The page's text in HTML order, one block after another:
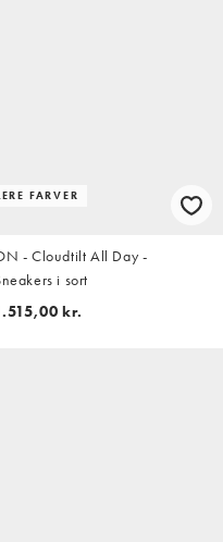
FARVER
- Cloudtilt All Day -
i sort
kr.